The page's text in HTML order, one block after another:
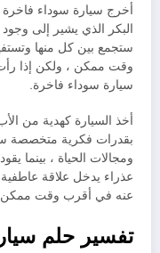
أخرج سيارة سوداء
البكر الذي يشير إلى
ستجمع بين كل منها
وقت ممكن ، ولكن إذا
سيارة سوداء فاخرة.
أخذ السيارة كهدية من
بقدرات فكرية متخصصة
ومجالات الحياة ، بينما
عذراء يدخل علاقة
عنه في أقرب وقت
تفسير حلم